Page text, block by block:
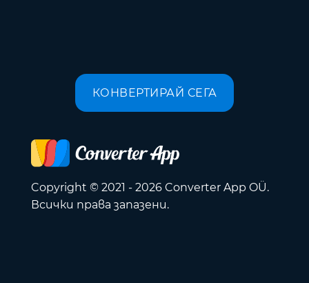
КОНВЕРТИРАЙ СЕГА
Copyright © 2021 - 2026 Converter App OÜ.
Всички права запазени.